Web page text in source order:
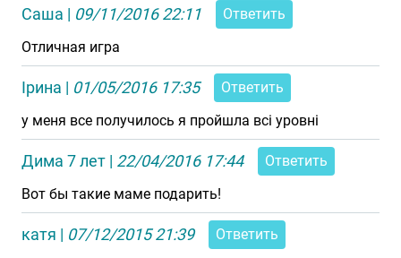
Саша | 09/11/2016 22:11
Ответить
Отличная игра
Ірина | 01/05/2016 17:35
Ответить
у меня все получилось я пройшла всі уровні
Дима 7 лет | 22/04/2016 17:44
Ответить
Вот бы такие маме подарить!
катя | 07/12/2015 21:39
Ответить